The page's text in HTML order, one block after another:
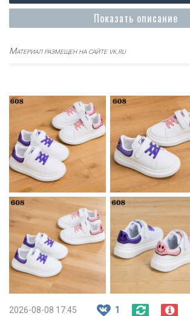
Показать описание
Материал размещен на сайте vk.ru
2026-08-08 17:45 1